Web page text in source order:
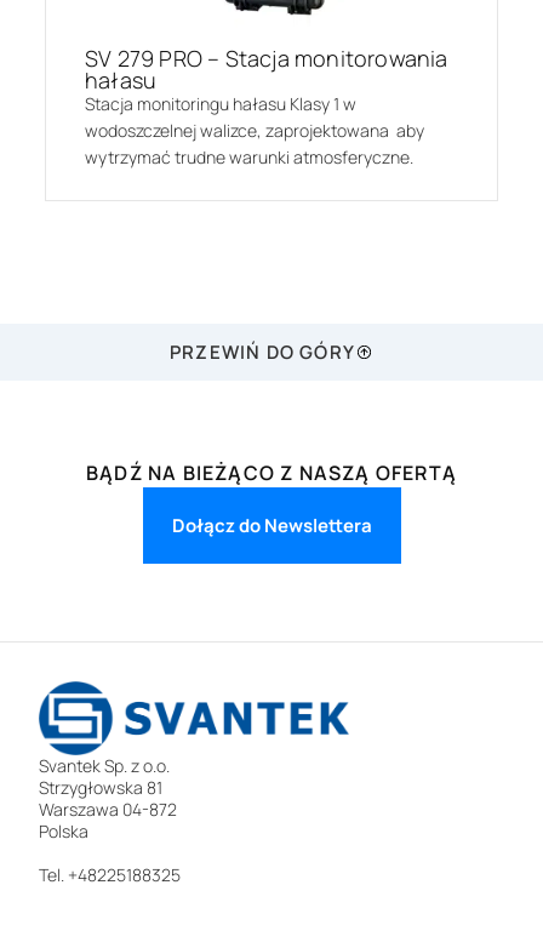
SV 279 PRO – Stacja monitorowania
hałasu
Stacja monitoringu hałasu Klasy 1 w
wodoszczelnej walizce, zaprojektowana aby
wytrzymać trudne warunki atmosferyczne.
PRZEWIŃ DO GÓRY
BĄDŹ NA BIEŻĄCO Z NASZĄ OFERTĄ
Dołącz do Newslettera
Svantek Sp. z o.o.
Strzygłowska 81
Warszawa 04-872
Polska
Tel. +48225188325